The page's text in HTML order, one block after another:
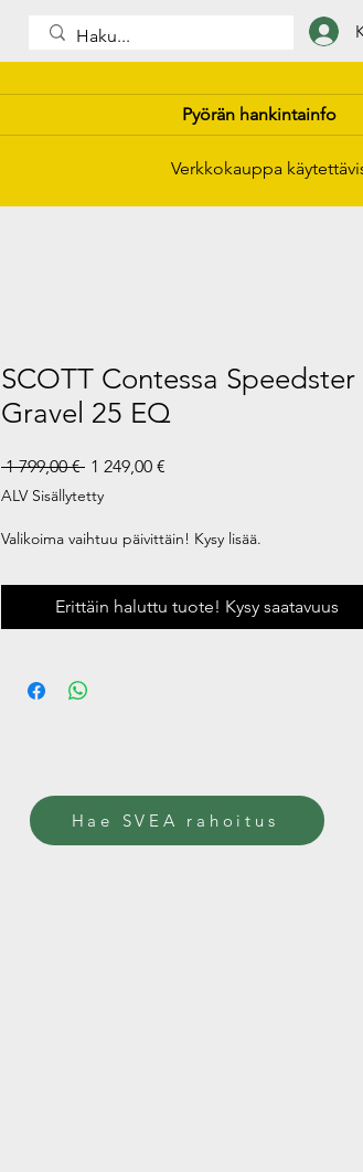
Pyörän hankintainfo
Verkkokauppa
SCOTT Contessa Speedster
Gravel 25 EQ
1 799,00 € Normaali
1 249,00 €
ALV Sisällytetty
Valikoima vaihtuu päivittäin! Kysy lisää.
Erittäin haluttu tuote! Kysy saatavuus
Hae SVEA rahoitus